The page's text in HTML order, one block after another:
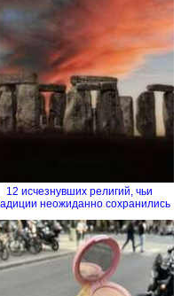
12 исчезнувших религий, чьи
неожиданно сохранились